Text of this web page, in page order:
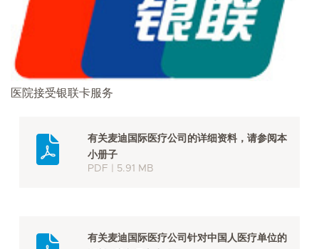
医院接受银联卡服务
有关麦迪国际医疗公司的详细资料，请参阅本
小册子
PDF | 5.91 MB
有关麦迪国际医疗公司针对中国人医疗单位的